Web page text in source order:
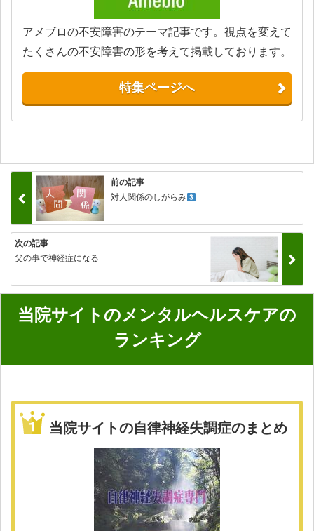
アメブロの不安障害のテーマ記事です。視点を変えて
たくさんの不安障害の形を考えて掲載しております。
特集ページへ
前の記事
対人関係のしがらみ
次の記事
父の事で神経症になる
当院サイトのメンタルヘルスケアの
ランキング
当院サイトの自律神経失調症のまとめ